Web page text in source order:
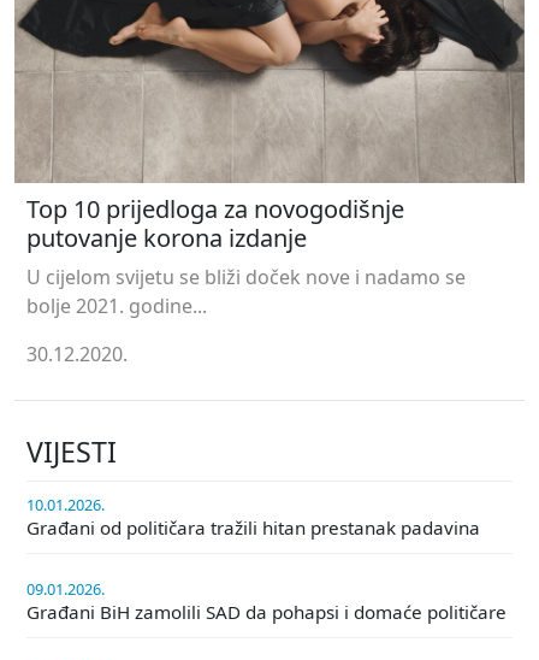
Top 10 prijedloga za novogodišnje
putovanje korona izdanje
U cijelom svijetu se bliži doček nove i nadamo se
bolje 2021. godine...
30.12.2020.
VIJESTI
10.01.2026.
Građani od političara tražili hitan prestanak padavina
09.01.2026.
Građani BiH zamolili SAD da pohapsi i domaće političare